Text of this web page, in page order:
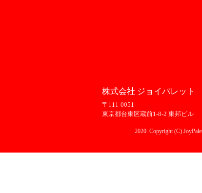
株式会社 ジョイパレット
〒111-0051
東京都台東区蔵前1-8-2 東邦ビル
2020. Copyright (C)